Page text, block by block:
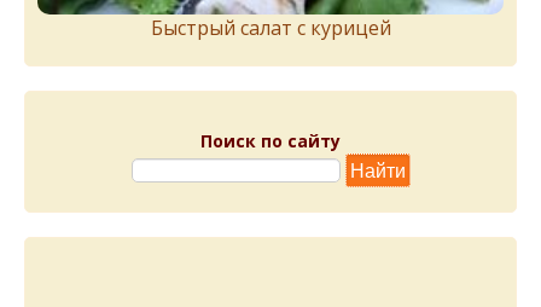
Быстрый салат с курицей
Поиск по сайту